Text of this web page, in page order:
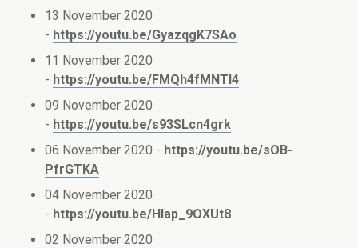
13 November 2020
- https://youtu.be/GyazqgK7SAo
11 November 2020
- https://youtu.be/FMQh4fMNTI4
09 November 2020
- https://youtu.be/s93SLcn4grk
06 November 2020 - https://youtu.be/sOB-
PfrGTKA
04 November 2020
- https://youtu.be/Hlap_9OXUt8
02 November 2020